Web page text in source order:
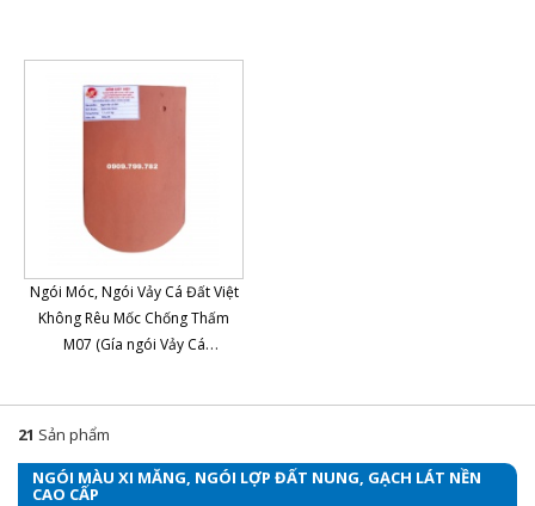
Ngói Móc, Ngói Vảy Cá Đất Việt
Không Rêu Mốc Chống Thấm
M07 (Gía ngói Vảy Cá
21 Sản phẩm
NGÓI MÀU XI MĂNG, NGÓI LỢP ĐẤT NUNG, GẠCH LÁT NỀN
CAO CẤP